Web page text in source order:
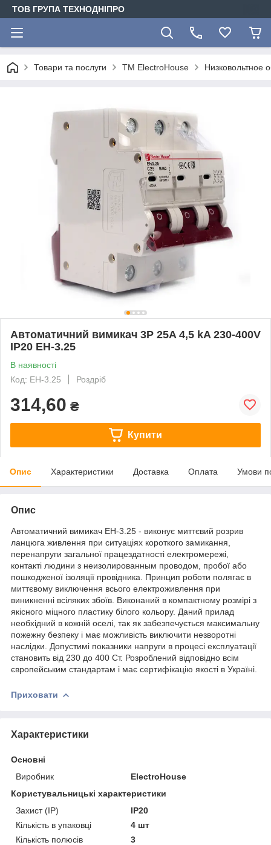
ТОВ ГРУПА ТЕХНОДНІПРО
Товари та послуги ТМ ElectroHouse Низковольтное
Автоматичний вимикач 3P 25A 4,5 kA 230-400V
IP20 EH-3.25
В наявності
Код: EH-3.25
Роздріб
314,60 ₴
Купити
Опис Характеристики Доставка Оплата Умови
Опис
Автоматичний вимикач EH-3.25 - виконує миттєвий розрив
ланцюга живлення при ситуаціях короткого замикання,
перенапруги загальної працездатності електромережі,
контакті людини з неизолированным проводом, пробої або
пошкодженої ізоляції провідника. Принцип роботи полягає в
миттєвому виключення всього електроживлення при
виникненні всіляких збоїв. Виконаний в компактному розмірі з
якісного міцного пластику білого кольору. Даний прилад
необхідний в кожній оселі, так як забезпечується максимальну
пожежну безпеку і має можливість виключити незворотні
наслідки. Допустимі показники напруги в процесі експлуатації
становить від 230 до 400 Ст. Розроблений відповідно всім
європейським стандартам і має сертифікацію якості в Україні.
Приховати
Характеристики
Основні
Виробник
ElectroHouse
Користувальницькі характеристики
Захист (IP)
IP20
Кількість в упаковці
4 шт
Кількість полюсів
3